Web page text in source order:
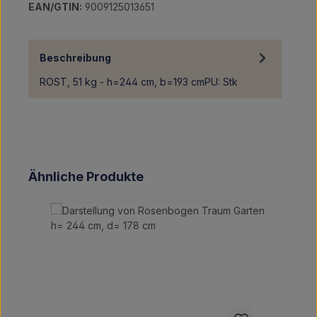
EAN/GTIN: 9009125013651
Beschreibung
ROST, 51 kg - h=244 cm, b=193 cmPU: Stk
Produktgalerie überspringen
Ähnliche Produkte